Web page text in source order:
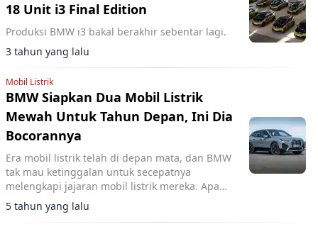
18 Unit i3 Final Edition
Produksi BMW i3 bakal berakhir sebentar lagi.
3 tahun yang lalu
Mobil Listrik
BMW Siapkan Dua Mobil Listrik
Mewah Untuk Tahun Depan, Ini Dia
Bocorannya
Era mobil listrik telah di depan mata, dan BMW
tak mau ketinggalan untuk secepatnya
melengkapi jajaran mobil listrik mereka. Apa
saja yang akan segera diluncurkan?
5 tahun yang lalu